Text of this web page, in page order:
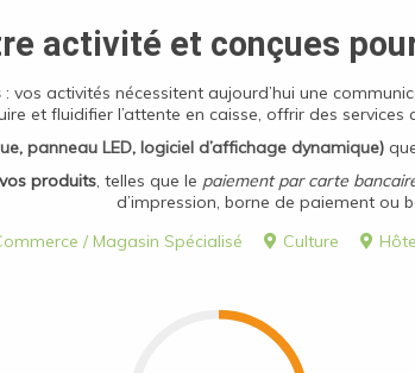
activité et conçues
: vos activités nécessitent aujourd’hui une
et fluidifier l’attente en caisse, offrir des
, panneau LED, logiciel d’affichage dynamique)
produits, telles que le paiement par carte
d’impression, borne de paiement ou
/ Magasin Spécialisé Culture